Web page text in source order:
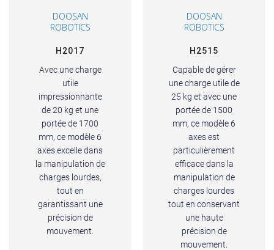
DOOSAN
ROBOTICS
H2017
Avec une charge
utile
impressionnante
de 20 kg et une
portée de 1700
mm, ce modèle 6
axes excelle dans
la manipulation de
charges lourdes,
tout en
garantissant une
précision de
mouvement.
DOOSAN
ROBOTICS
H2515
Capable de gérer
une charge utile de
25 kg et avec une
portée de 1500
mm, ce modèle 6
axes est
particulièrement
efficace dans la
manipulation de
charges lourdes
tout en conservant
une haute
précision de
mouvement.